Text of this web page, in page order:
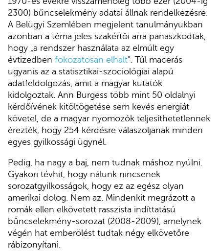
2300) bűncselekmény adatai állnak rendelkezésre.
A Belügyi Szemlében megjelent tanulmányukban
azonban a téma jeles szakértői arra panaszkodtak,
hogy „a rendszer használata az elmúlt egy
évtizedben fokozatosan elhalt”. Túl macerás
ugyanis az a statisztikai-szociológiai alapú
adatfeldolgozás, amit a magyar kutatók
kidolgoztak. Ann Burgess több mint 50 oldalnyi
kérdőívének kitöltögetése sem kevés energiát
követel, de a magyar nyomozók teljesíthetetlennek
érezték, hogy 254 kérdésre válaszoljanak minden
egyes gyilkossági ügynél.
Pedig, ha nagy a baj, nem tudnak máshoz nyúlni.
Gyakori tévhit, hogy nálunk nincsenek
sorozatgyilkosságok, hogy ez az egész olyan
amerikai dolog. Nem az. Mindenkit megrázott a
romák ellen elkövetett rasszista indíttatású
bűncselekmény-sorozat (2008-2009), amelynek
végén hat emberölést tudtak négy elkövetőre
rábizonyítani.